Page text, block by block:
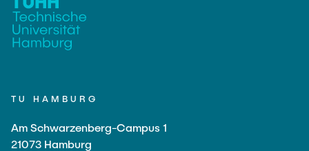
TU HAMBURG
Am Schwarzenberg-Campus 1
21073 Hamburg